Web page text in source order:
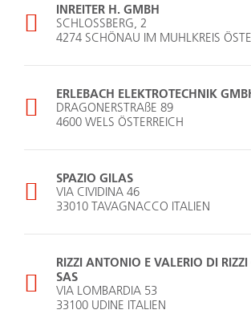
INREITER H. GMBH
SCHLOSSBERG, 2
4274 SCHÖNAU IM MUHLKREIS
ERLEBACH ELEKTROTECHNIK
DRAGONERSTRAßE 89
4600 WELS ÖSTERREICH
SPAZIO GILAS
VIA CIVIDINA 46
33010 TAVAGNACCO ITALIEN
RIZZI ANTONIO E VALERIO DI
SAS
VIA LOMBARDIA 53
33100 UDINE ITALIEN